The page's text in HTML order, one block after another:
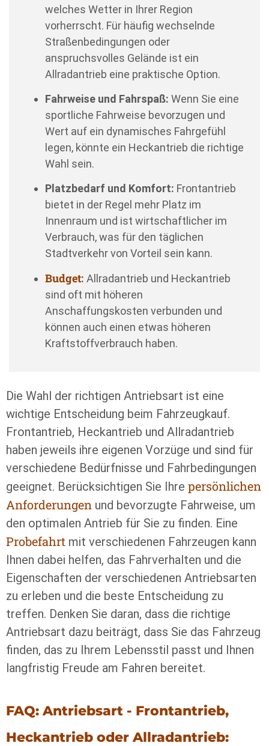
welches Wetter in Ihrer Region
vorherrscht. Für häufig wechselnde
Straßenbedingungen oder
anspruchsvolles Gelände ist ein
Allradantrieb eine praktische Option.
Fahrweise und Fahrspaß: Wenn Sie eine
sportliche Fahrweise bevorzugen und
Wert auf ein dynamisches Fahrgefühl
legen, könnte ein Heckantrieb die richtige
Wahl sein.
Platzbedarf und Komfort: Frontantrieb
bietet in der Regel mehr Platz im
Innenraum und ist wirtschaftlicher im
Verbrauch, was für den täglichen
Stadtverkehr von Vorteil sein kann.
Budget: Allradantrieb und Heckantrieb
sind oft mit höheren
Anschaffungskosten verbunden und
können auch einen etwas höheren
Kraftstoffverbrauch haben.
Die Wahl der richtigen Antriebsart ist eine
wichtige Entscheidung beim Fahrzeugkauf.
Frontantrieb, Heckantrieb und Allradantrieb
haben jeweils ihre eigenen Vorzüge und sind für
verschiedene Bedürfnisse und Fahrbedingungen
geeignet. Berücksichtigen Sie Ihre persönlichen
Anforderungen und bevorzugte Fahrweise, um
den optimalen Antrieb für Sie zu finden. Eine
Probefahrt mit verschiedenen Fahrzeugen kann
Ihnen dabei helfen, das Fahrverhalten und die
Eigenschaften der verschiedenen Antriebsarten
zu erleben und die beste Entscheidung zu
treffen. Denken Sie daran, dass die richtige
Antriebsart dazu beiträgt, dass Sie das Fahrzeug
finden, das zu Ihrem Lebensstil passt und Ihnen
langfristig Freude am Fahren bereitet.
FAQ: Antriebsart - Frontantrieb,
Heckantrieb oder Allradantrieb: